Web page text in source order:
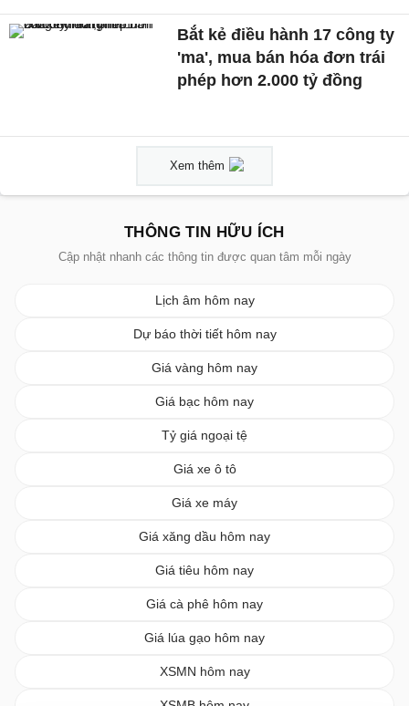
Bắt kẻ điều hành 17 công ty
'ma', mua bán hóa đơn trái
phép hơn 2.000 tỷ đồng
Xem thêm
THÔNG TIN HỮU ÍCH
Cập nhật nhanh các thông tin được quan tâm mỗi ngày
Lịch âm hôm nay
Dự báo thời tiết hôm nay
Giá vàng hôm nay
Giá bạc hôm nay
Tỷ giá ngoại tệ
Giá xe ô tô
Giá xe máy
Giá xăng dầu hôm nay
Giá tiêu hôm nay
Giá cà phê hôm nay
Giá lúa gạo hôm nay
XSMN hôm nay